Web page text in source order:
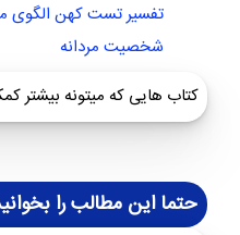
تفسیر تست کهن الگوی
شخصیت مردانه
کتاب هایی که میتونه بیشتر
حتما این مطالب را